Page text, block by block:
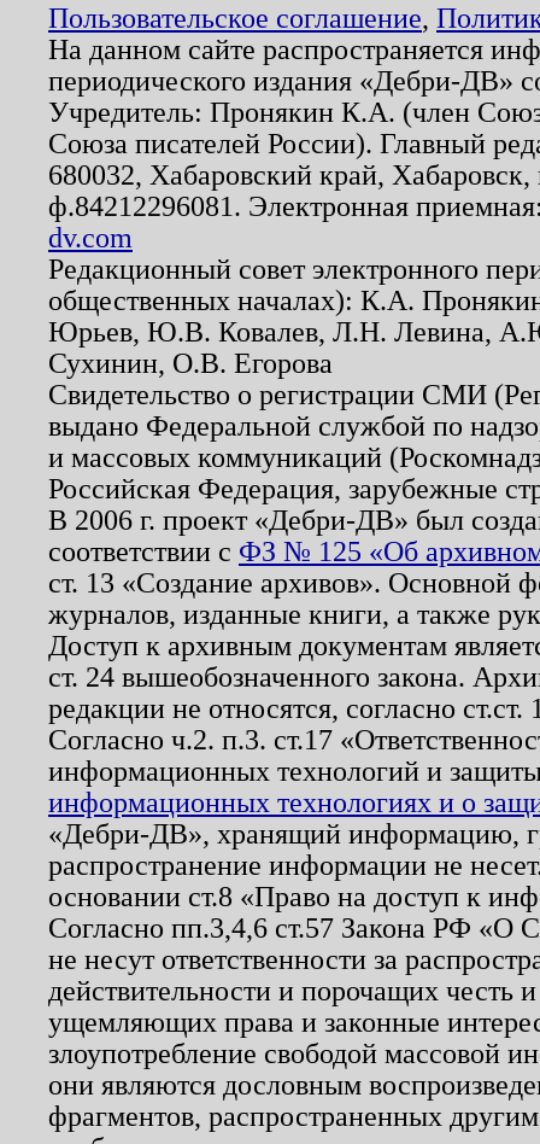
Пользовательское соглашение,
На данном сайте распространяется
периодического издания «Дебри-ДВ»
Учредитель: Пронякин К.А. (член
Союза писателей России). Главный
680032, Хабаровский край,
ф.84212296081. Электронная
dv.com
Редакционный совет электронного
общественных началах): К.А.
Юрьев, Ю.В. Ковалев, Л.Н. Левина,
Сухинин, О.В. Егорова
Свидетельство о регистрации СМИ
выдано Федеральной службой по
и массовых коммуникаций
Российская Федерация, зарубежные
В 2006 г. проект «Дебри-ДВ» был
соответствии с ФЗ № 125 «Об
ст. 13 «Создание архивов». Основной
журналов, изданные книги, а также
Доступ к архивным документам
ст. 24 вышеобозначенного закона.
редакции не относятся, согласно
Согласно ч.2. п.3. ст.17
информационных технологий и
информационных технологиях и о
«Дебри-ДВ», хранящий информацию,
распространение информации не
основании ст.8 «Право на доступ к
Согласно пп.3,4,6 ст.57 Закона РФ «О
не несут ответственности за
действительности и порочащих честь
ущемляющих права и законные
злоупотребление свободой массовой
они являются дословным
фрагментов, распространенных